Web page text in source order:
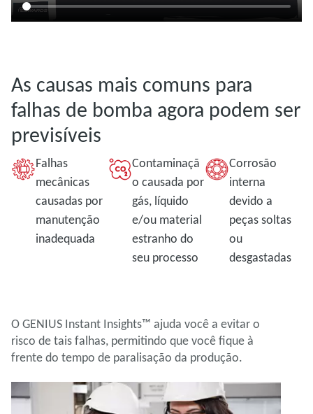
As causas mais comuns para
falhas de bomba agora podem ser
previsíveis
Falhas
mecânicas
causadas por
manutenção
inadequada
Contaminaçã
o causada por
gás, líquido
e/ou material
estranho do
seu processo
Corrosão
interna
devido a
peças soltas
ou
desgastadas
O GENIUS Instant Insights™ ajuda você a evitar o
risco de tais falhas, permitindo que você fique à
frente do tempo de paralisação da produção.